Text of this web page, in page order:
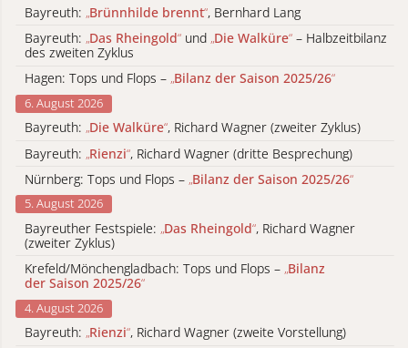
Bayreuth: „Brünnhilde brennt“, Bernhard Lang
Bayreuth: „Das Rheingold“ und „Die Walküre“ – Halbzeitbilanz
des zweiten Zyklus
Hagen: Tops und Flops – „Bilanz der Saison 2025/26“
6. August 2026
Bayreuth: „Die Walküre“, Richard Wagner (zweiter Zyklus)
Bayreuth: „Rienzi“, Richard Wagner (dritte Besprechung)
Nürnberg: Tops und Flops – „Bilanz der Saison 2025/26“
5. August 2026
Bayreuther Festspiele: „Das Rheingold“, Richard Wagner
(zweiter Zyklus)
Krefeld/Mönchengladbach: Tops und Flops – „Bilanz
der Saison 2025/26“
4. August 2026
Bayreuth: „Rienzi“, Richard Wagner (zweite Vorstellung)